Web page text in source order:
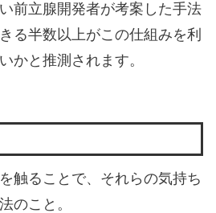
前立腺開発者が考案した手法
る半数以上がこの仕組みを利
かと推測されます。
触ることで、それらの気持ち
のこと。